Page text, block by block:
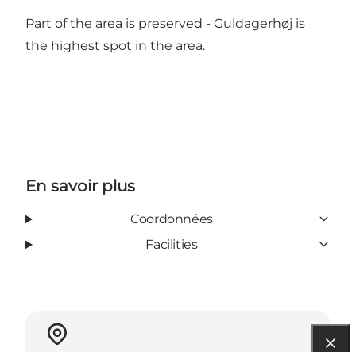
Part of the area is preserved - Guldagerhøj is
the highest spot in the area.
En savoir plus
Coordonnées
Facilities